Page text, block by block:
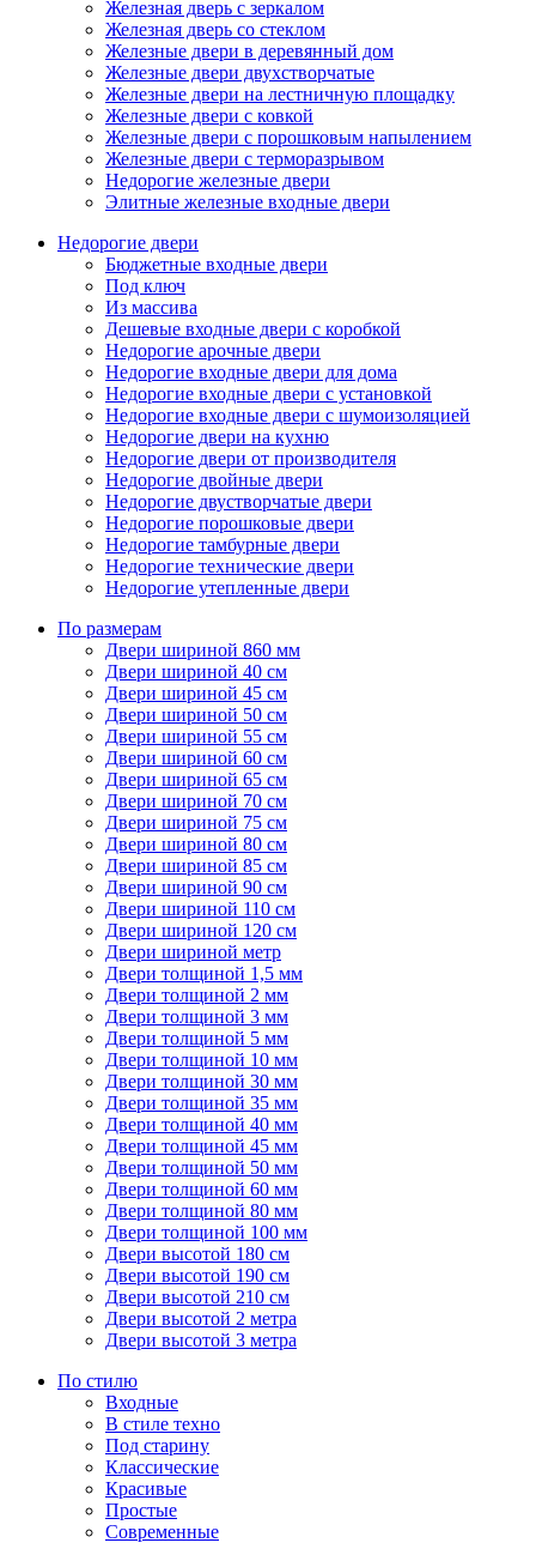
Железная дверь с зеркалом
Железная дверь со стеклом
Железные двери в деревянный дом
Железные двери двухстворчатые
Железные двери на лестничную площадку
Железные двери с ковкой
Железные двери с порошковым напылением
Железные двери с терморазрывом
Недорогие железные двери
Элитные железные входные двери
Недорогие двери
Бюджетные входные двери
Под ключ
Из массива
Дешевые входные двери с коробкой
Недорогие арочные двери
Недорогие входные двери для дома
Недорогие входные двери с установкой
Недорогие входные двери с шумоизоляцией
Недорогие двери на кухню
Недорогие двери от производителя
Недорогие двойные двери
Недорогие двустворчатые двери
Недорогие порошковые двери
Недорогие тамбурные двери
Недорогие технические двери
Недорогие утепленные двери
По размерам
Двери шириной 860 мм
Двери шириной 40 см
Двери шириной 45 см
Двери шириной 50 см
Двери шириной 55 см
Двери шириной 60 см
Двери шириной 65 см
Двери шириной 70 см
Двери шириной 75 см
Двери шириной 80 см
Двери шириной 85 см
Двери шириной 90 см
Двери шириной 110 см
Двери шириной 120 см
Двери шириной метр
Двери толщиной 1,5 мм
Двери толщиной 2 мм
Двери толщиной 3 мм
Двери толщиной 5 мм
Двери толщиной 10 мм
Двери толщиной 30 мм
Двери толщиной 35 мм
Двери толщиной 40 мм
Двери толщиной 45 мм
Двери толщиной 50 мм
Двери толщиной 60 мм
Двери толщиной 80 мм
Двери толщиной 100 мм
Двери высотой 180 см
Двери высотой 190 см
Двери высотой 210 см
Двери высотой 2 метра
Двери высотой 3 метра
По стилю
Входные
В стиле техно
Под старину
Классические
Красивые
Простые
Современные